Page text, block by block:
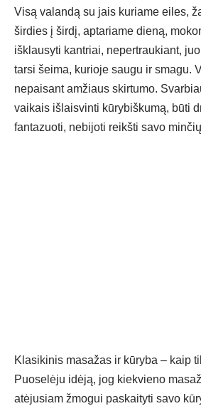
Visą valandą su jais kuriame eiles,
širdies į širdį, aptariame dieną,
išklausyti kantriai, nepertraukiant,
tarsi šeima, kurioje saugu ir smagu.
nepaisant amžiaus skirtumo.
vaikais išlaisvinti kūrybiškumą, būti
fantazuoti, nebijoti reikšti savo
Klasikinis masažas ir kūryba – kaip
Puoselėju idėją, jog kiekvieno
atėjusiam žmogui paskaityti savo